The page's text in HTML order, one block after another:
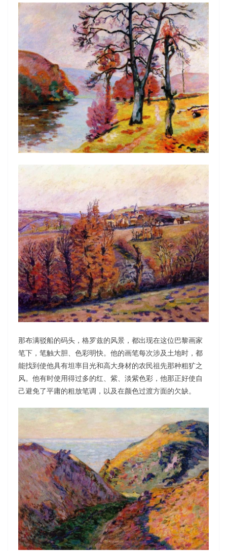
那布满驳船的码头，格罗兹的风景，都出现在这位巴黎画家
笔下，笔触大胆、色彩明快。他的画笔每次涉及土地时，都
能找到使他具有坦率目光和高大身材的农民祖先那种粗犷之
风。他有时使用得过多的红、紫、淡紫色彩，他那正好使自
己避免了平庸的粗放笔调，以及在颜色过渡方面的欠缺。